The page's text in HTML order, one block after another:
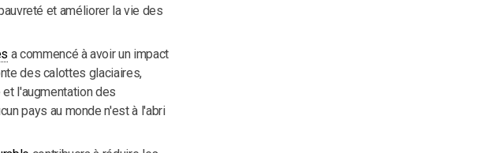
et améliorer la vie des
a commencé à avoir un impact
des calottes glaciaires,
l'augmentation des
pays au monde n'est à l'abri